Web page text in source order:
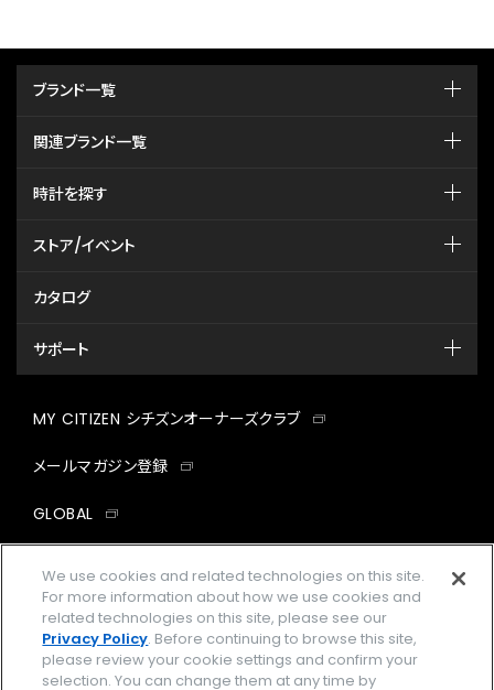
ブランド一覧
関連ブランド一覧
時計を探す
ストア/イベント
カタログ
サポート
MY CITIZEN シチズンオーナーズクラブ
メールマガジン登録
GLOBAL
facebookinstagramtwitter
企業情報 ご利用規約
We use cookies and related technologies on this site.
For more information about how we use cookies and
related technologies on this site, please see our
Privacy Policy. Before continuing to browse this site,
please review your cookie settings and confirm your
selection. You can change them at any time by